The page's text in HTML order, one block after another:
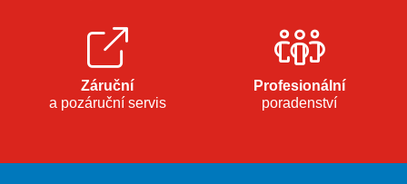
Záruční
a pozáruční servis
Profesionální
poradenství